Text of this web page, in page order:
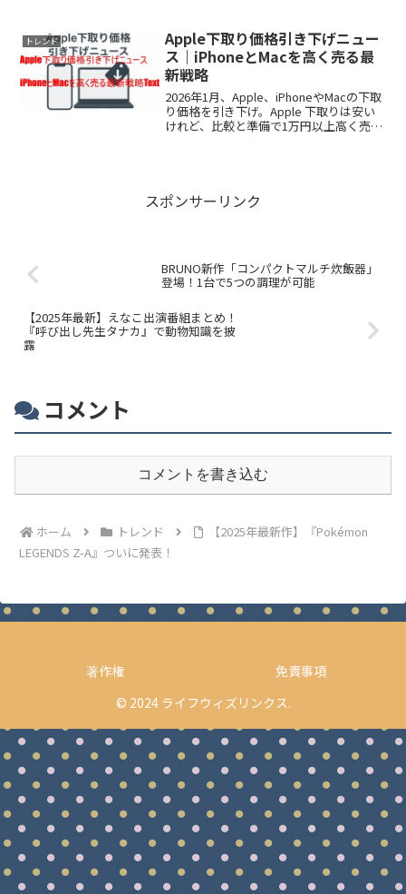
トレンド
Apple下取り価格引き下げニュー
ス｜iPhoneとMacを高く売る最
新戦略
2026年1月、Apple、iPhoneやMacの下取
り価格を引き下げ。Apple 下取りは安い
けれど、比較と準備で1万円以上高く売る
スポンサーリンク
BRUNO新作「コンパクトマルチ炊飯器」
登場！1台で5つの調理が可能
【2025年最新】えなこ出演番組まとめ！
『呼び出し先生タナカ』で動物知識を披
露
コメント
コメントを書き込む
ホーム トレンド
【2025年最新作】『Pokémon
LEGENDS Z-A』ついに発表！
著作権
免責事項
© 2024 ライフウィズリンクス.